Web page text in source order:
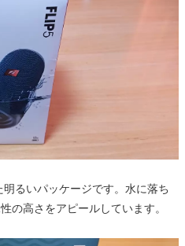
るいパッケージです。水に落ち
の高さをアピールしています。